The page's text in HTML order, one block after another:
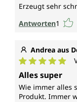
Erzeugt sehr
Antworten1
Andrea aus
Alles super
Wie immer alles
Produkt. Immer